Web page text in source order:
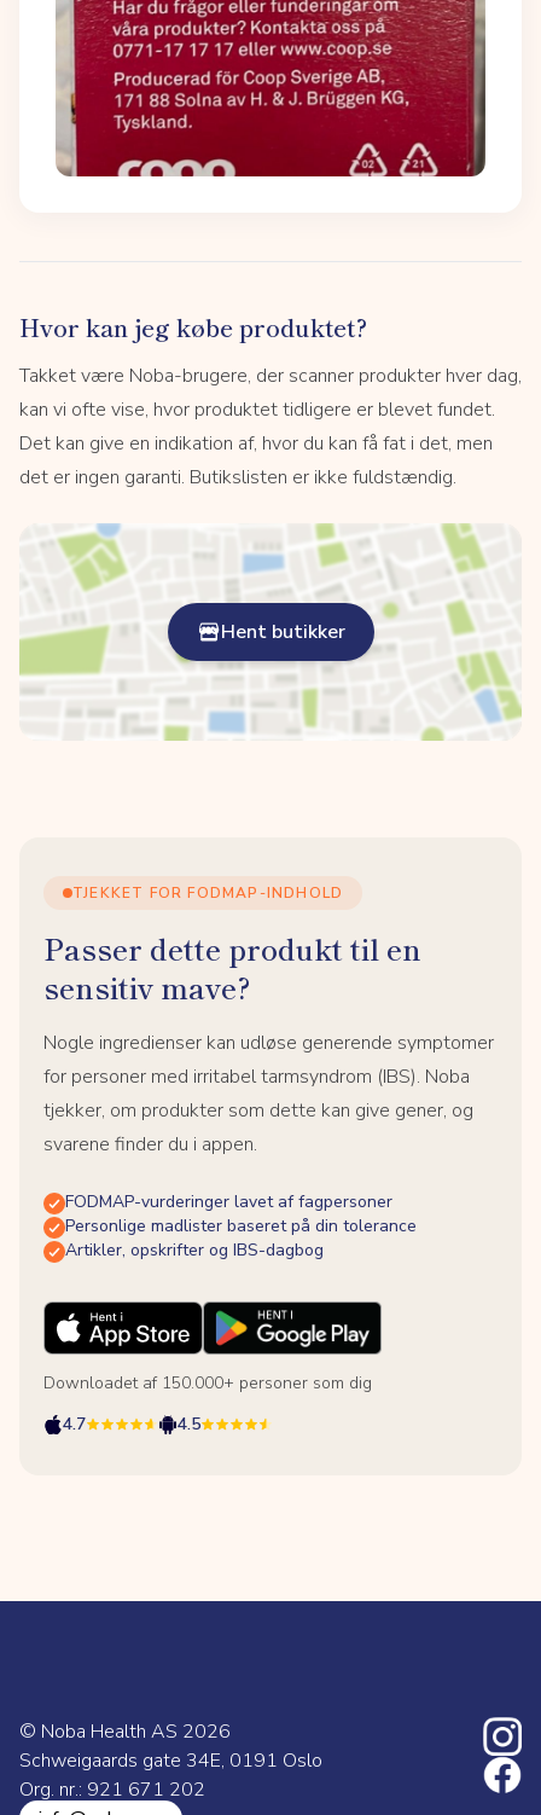
Hvor kan jeg købe produktet?
Takket være Noba-brugere, der scanner produkter hver dag,
kan vi ofte vise, hvor produktet tidligere er blevet fundet.
Det kan give en indikation af, hvor du kan få fat i det, men
det er ingen garanti. Butikslisten er ikke fuldstændig.
Hent butikker
TJEKKET FOR FODMAP-INDHOLD
Passer dette produkt til en
sensitiv mave?
Nogle ingredienser kan udløse generende symptomer
for personer med irritabel tarmsyndrom (IBS). Noba
tjekker, om produkter som dette kan give gener, og
svarene finder du i appen.
FODMAP-vurderinger lavet af fagpersoner
Personlige madlister baseret på din tolerance
Artikler, opskrifter og IBS-dagbog
Downloadet af 150.000+ personer som dig
4.7
4.5
© Noba Health AS 2026
Schweigaards gate 34E, 0191 Oslo
Org. nr.: 921 671 202